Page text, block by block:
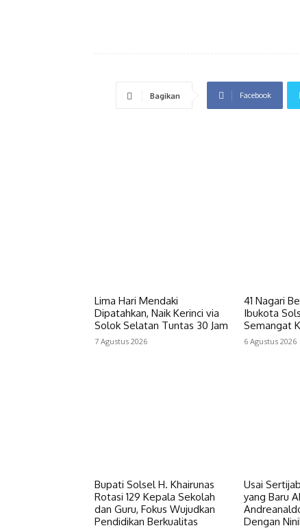
Bagikan Facebook
Lima Hari Mendaki
Dipatahkan, Naik Kerinci via
Solok Selatan Tuntas 30 Jam
7 Agustus 2026
41 Nagari
Ibukota
Semangat
6 Agustus 2026
Bupati Solsel H. Khairunas
Rotasi 129 Kepala Sekolah
dan Guru, Fokus Wujudkan
Pendidikan Berkualitas
Usai
yang Baru
Dengan